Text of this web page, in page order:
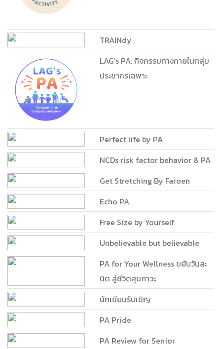
TRAINdy
LAG's PA: กิจกรรมทางกายในกลุ่ม
ประชากรเฉพาะ
Perfect life by PA
NCDs risk factor behavior & PA
Get Stretching By Faroen
Echo PA
Free Size by Yourself
Unbelievable but believable
PA for Your Wellness ขยับวันละ
นิด สู่ชีวิตสุขภาวะ
นักเขียนรับเชิญ
PA Pride
PA Review for Senior